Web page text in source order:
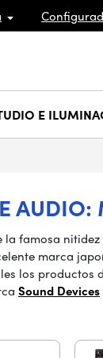
E
la famosa
marca
los productos
Sound Devices